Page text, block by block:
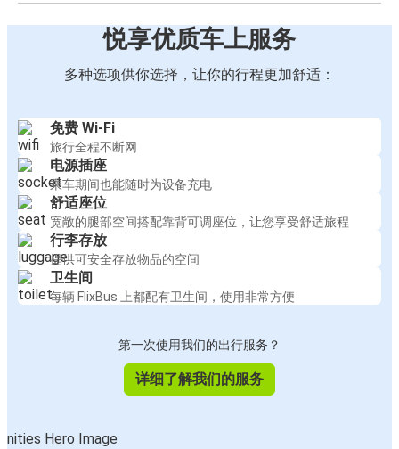
悦享优质车上服务
多种选项供你选择，让你的行程更加舒适：
免费 Wi-Fi
旅行全程不断网
电源插座
乘车期间也能随时为设备充电
舒适座位
宽敞的腿部空间搭配靠背可调座位，让您享受舒适旅程
行李存放
提供可安全存放物品的空间
卫生间
每辆 FlixBus 上都配有卫生间，使用非常方便
第一次使用我们的出行服务？
详细了解我们的服务